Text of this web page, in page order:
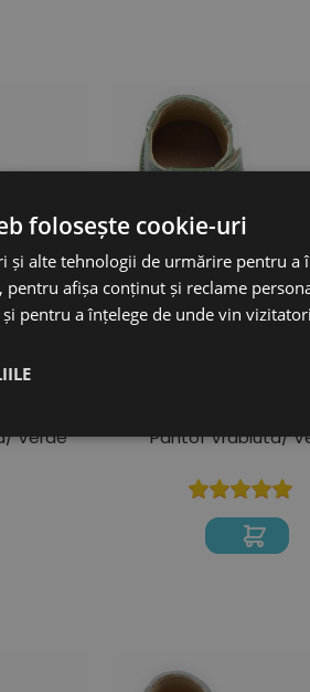
Verde Pantof Vrabiuta/
folosește cookie-uri
și alte tehnologii de urmărire pentru a
afișa conținut și reclame
pentru a înțelege de unde vin